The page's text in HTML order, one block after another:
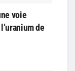
voie
de